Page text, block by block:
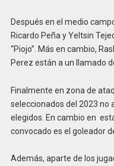
Después en el medio
Ricardo Peña y Yeltsin
“Piojo”. Más en cambio,
Perez están a un llamado
Finalmente en zona de
seleccionados del 2023 no
elegidos. En cambio en
convocado es el goleador
Además, aparte de los